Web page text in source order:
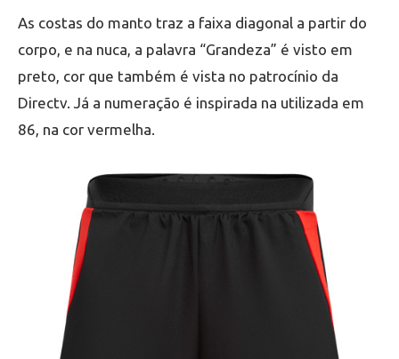
As costas do manto traz a faixa diagonal a partir do
corpo, e na nuca, a palavra “Grandeza” é visto em
preto, cor que também é vista no patrocínio da
Directv. Já a numeração é inspirada na utilizada em
86, na cor vermelha.